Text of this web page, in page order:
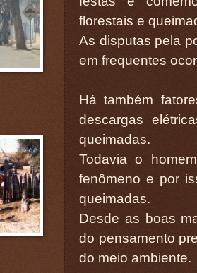
florestais e
As disputas pela
em frequentes
Há também
descargas
queimadas.
Todavia o
fenômeno e por
queimadas.
Desde as boas
do pensamento
do meio ambiente.